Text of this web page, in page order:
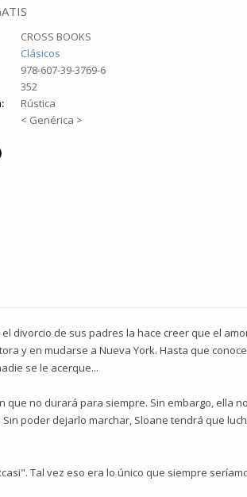
CROSS BOOKS
Clásicos
978-607-39-3769-6
352
Rústica
< Genérica >
divorcio de sus padres la hace creer que el
y en mudarse a Nueva York. Hasta que
se le acerque...
no durará para siempre. Sin embargo, ella
poder dejarlo marchar, Sloane tendrá que
Tal vez eso era lo único que siempre